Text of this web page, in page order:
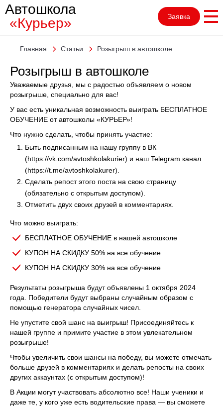
Автошкола
«Курьер»
Заявка
Главная Статьи Розыгрыш в автошколе
Розыгрыш в автошколе
Уважаемые друзья, мы с радостью объявляем о новом
розыгрыше, специально для вас!
У вас есть уникальная возможность выиграть БЕСПЛАТНОЕ
ОБУЧЕНИЕ от автошколы «КУРЬЕР»!
Что нужно сделать, чтобы принять участие:
Быть подписанным на нашу группу в ВК
(https://vk.com/avtoshkolakurier) и наш Telegram канал
(https://t.me/avtoshkolakurer).
Сделать репост этого поста на свою страницу
(обязательно с открытым доступом).
Отметить двух своих друзей в комментариях.
Что можно выиграть:
БЕСПЛАТНОЕ ОБУЧЕНИЕ в нашей автошколе
КУПОН НА СКИДКУ 50% на все обучение
КУПОН НА СКИДКУ 30% на все обучение
Результаты розыгрыша будут объявлены 1 октября 2024
года. Победители будут выбраны случайным образом с
помощью генератора случайных чисел.
Не упустите свой шанс на выигрыш! Присоединяйтесь к
нашей группе и примите участие в этом увлекательном
розыгрыше!
Чтобы увеличить свои шансы на победу, вы можете отмечать
больше друзей в комментариях и делать репосты на своих
других аккаунтах (с открытым доступом)!
В Акции могут участвовать абсолютно все! Наши ученики и
даже те, у кого уже есть водительские права — вы сможете